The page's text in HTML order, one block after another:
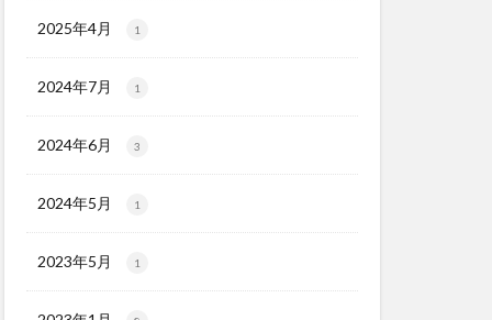
2025年4月 1
2024年7月 1
2024年6月 3
2024年5月 1
2023年5月 1